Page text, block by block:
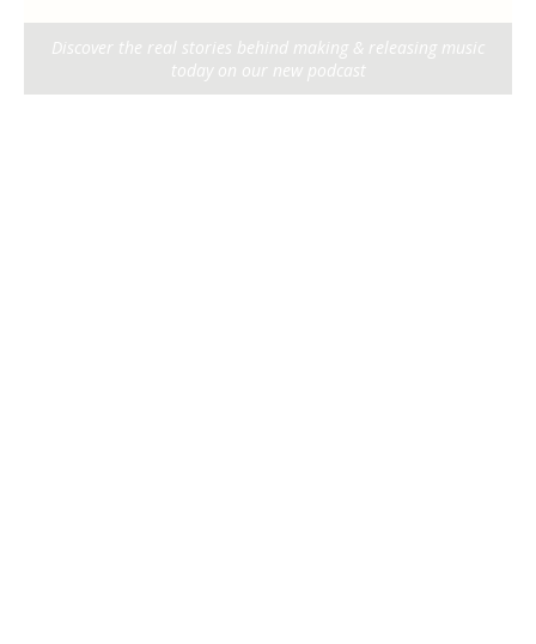
Discover the real stories behind making & releasing music
today on our new podcast